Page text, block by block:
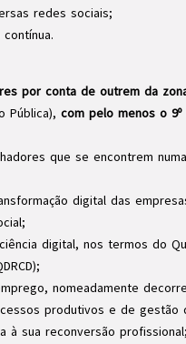
redes sociais;
por conta de outrem da
Pública), com pelo menos o 9º
que se encontrem
digital das
digital, nos termos do
nomeadamente
produtivos e de gestão
à sua reconversão profissional;